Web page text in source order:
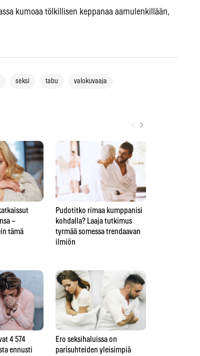
kumoaa tölkillisen keppanaa aamulenkillään,
seksi tabu valokuvaaja
›
–
tämä
4 574
ennusti
Pudotitko rimaa kumppanisi
kohdalla? Laaja tutkimus
tyrmää somessa trendaavan
ilmiön
Ero seksihaluissa on
parisuhteiden yleisimpiä